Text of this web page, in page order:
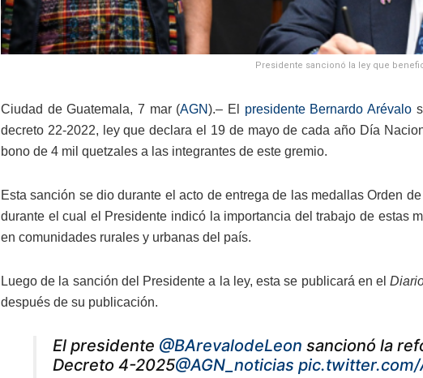
Presidente sancionó la ley que
Ciudad de Guatemala, 7 mar (AGN).– El presidente Bernardo Arévalo
decreto 22-2022, ley que declara el 19 de mayo de cada año Día
bono de 4 mil quetzales a las integrantes de este gremio.
Esta sanción se dio durante el acto de entrega de las medallas Orden
durante el cual el Presidente indicó la importancia del trabajo de estas
en comunidades rurales y urbanas del país.
Luego de la sanción del Presidente a la ley, esta se publicará en el
después de su publicación.
El presidente @BArevalodeLeon sancionó la
Decreto 4-2025@AGN_noticias pic.twitter.com/